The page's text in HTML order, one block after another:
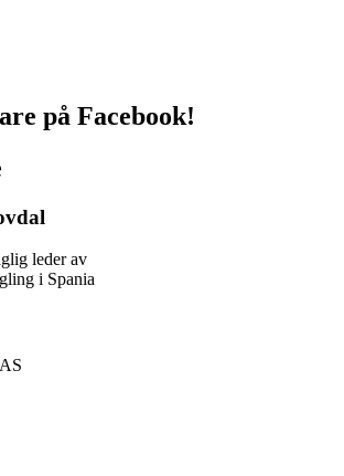
på Facebook!
leder av
i Spania